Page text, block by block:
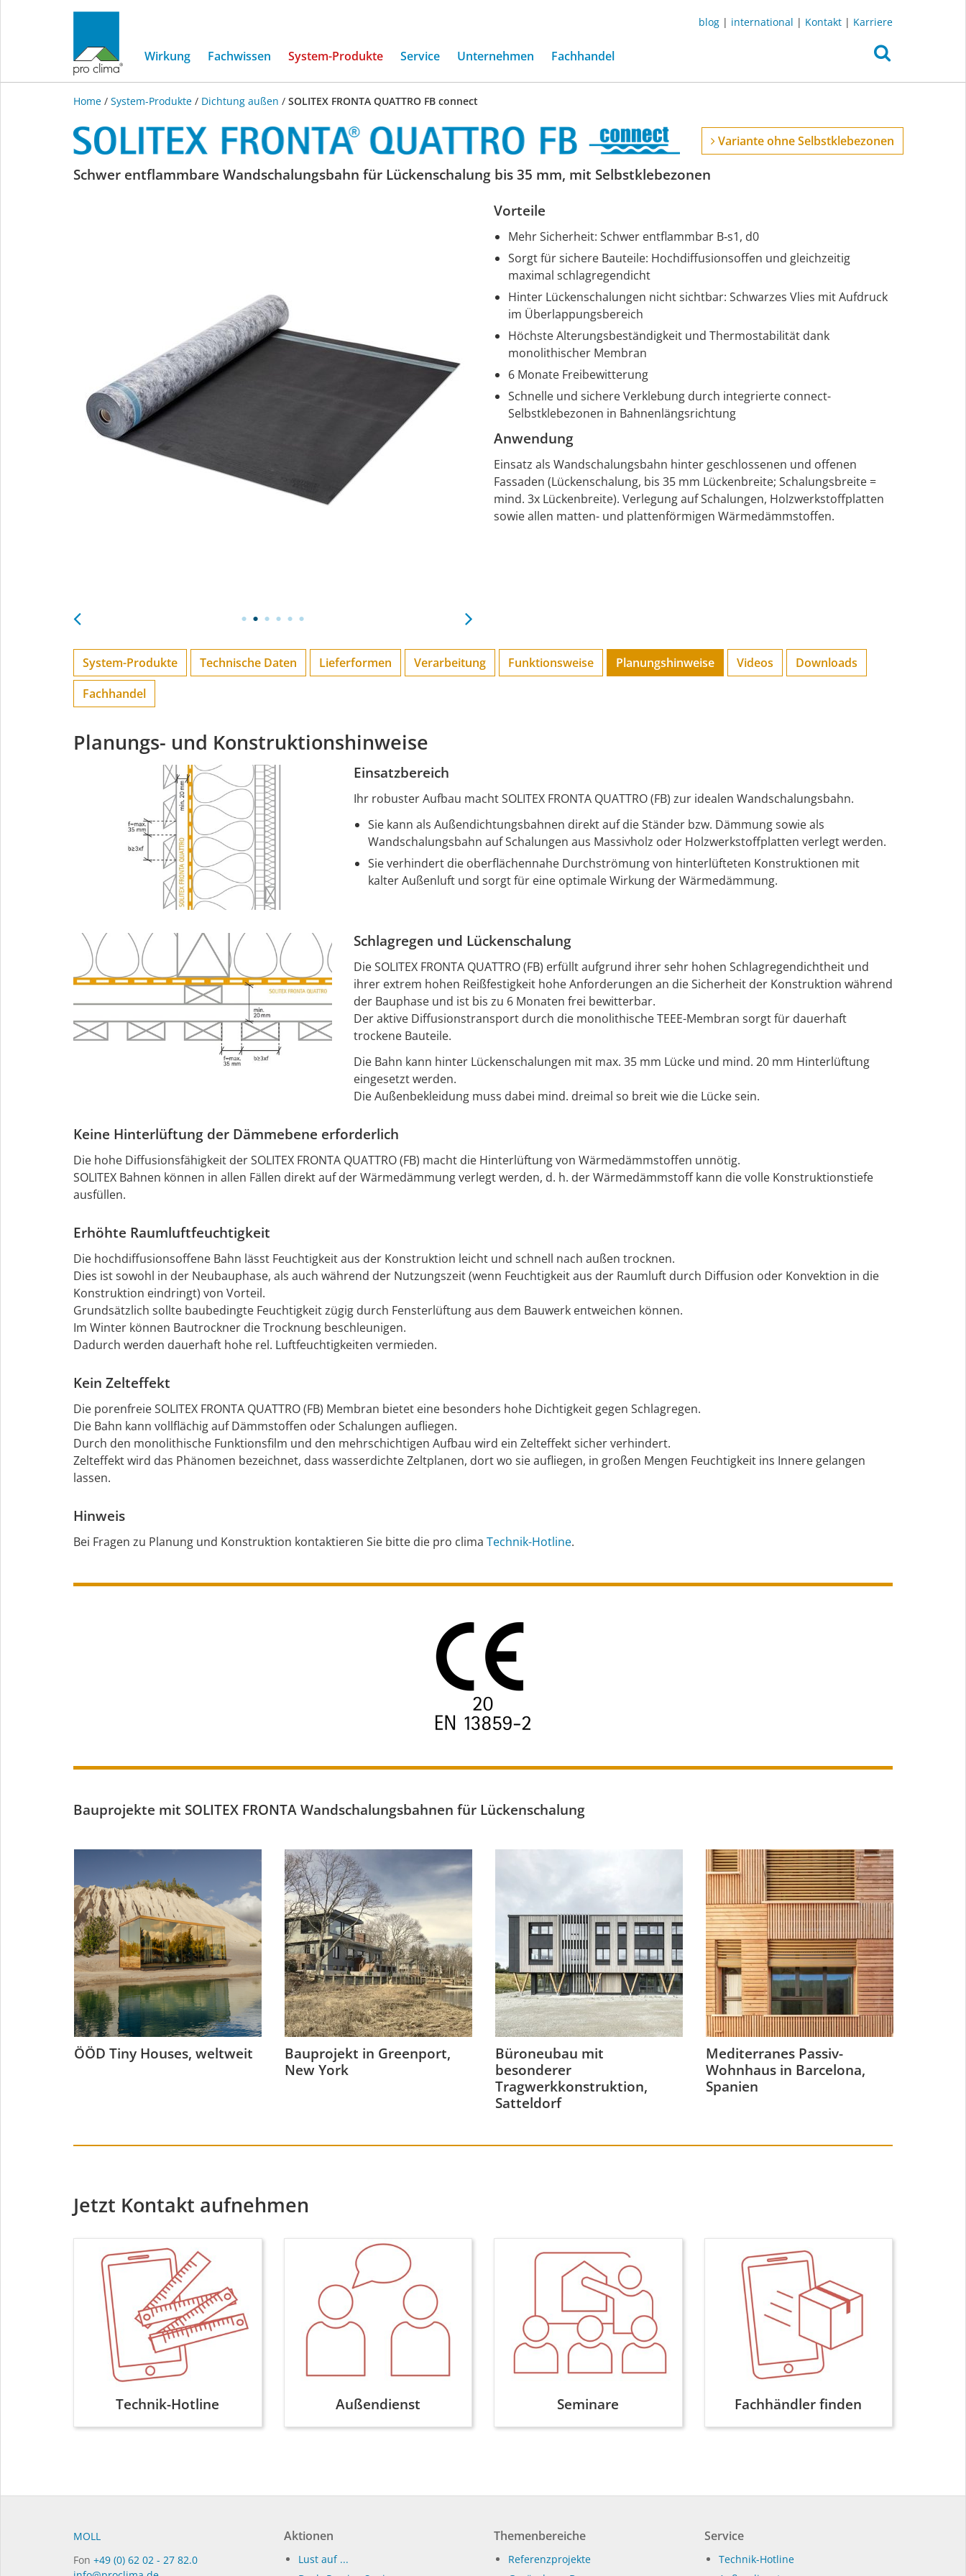
blog | international | Kontakt | Karriere
Wirkung Fachwissen System-Produkte(current)
Service Unternehmen Fachhandel
Home / System-Produkte / Dichtung außen / SOLITEX FRONTA QUATTRO FB connect
SOLITEX
Variante ohne Selbstklebezonen
Schwer entflammbare Wandschalungsbahn für Lückenschalung bis 35 mm, mit Selbstklebezonen
Vorteile
Mehr Sicherheit: Schwer entflammbar B‑s1, d0
Sorgt für sichere Bauteile: Hochdiffusionsoffen und gleichzeitig
maximal schlagregendicht
Hinter Lückenschalungen nicht sichtbar: Schwarzes Vlies mit Aufdruck
im Überlappungsbereich
Höchste Alterungsbeständigkeit und Thermostabilität dank
monolithischer Membran
6 Monate Freibewitterung
Schnelle und sichere Verklebung durch integrierte connect-
Selbstklebezonen in Bahnenlängsrichtung
Anwendung
Einsatz als Wandschalungsbahn hinter geschlossenen und offenen
Fassaden (Lückenschalung, bis 35 mm Lückenbreite; Schalungsbreite =
mind. 3x Lückenbreite). Verlegung auf Schalungen, Holzwerkstoffplatten
sowie allen matten- und plattenförmigen Wärmedämmstoffen.
System-Produkte Technische Daten Lieferformen Verarbeitung Funktions­weise Planungs­hinweise Videos
Downloads
Fachhandel
Planungs- und Konstruktionshinweise
Einsatzbereich
Ihr robuster Aufbau macht SOLITEX FRONTA QUATTRO (FB) zur idealen Wandschalungsbahn.
Sie kann als Außendichtungsbahnen direkt auf die Ständer bzw. Dämmung sowie als
Wandschalungsbahn auf Schalungen aus Massivholz oder Holzwerkstoffplatten verlegt werden.
Sie verhindert die oberflächennahe Durchströmung von hinterlüfteten Konstruktionen mit
kalter Außenluft und sorgt für eine optimale Wirkung der Wärmedämmung.
Schlagregen und Lückenschalung
Die SOLITEX FRONTA QUATTRO (FB) erfüllt aufgrund ihrer sehr hohen Schlagregendichtheit und
ihrer extrem hohen Reißfestigkeit hohe Anforderungen an die Sicherheit der Konstruktion während
der Bauphase und ist bis zu 6 Monaten frei bewitterbar.
Der aktive Diffusionstransport durch die monolithische TEEE-Membran sorgt für dauerhaft
trockene Bauteile.
Die Bahn kann hinter Lückenschalungen mit max. 35 mm Lücke und mind. 20 mm Hinterlüftung
eingesetzt werden.
Die Außenbekleidung muss dabei mind. dreimal so breit wie die Lücke sein.
Keine Hinterlüftung der Dämmebene erforderlich
Die hohe Diffusionsfähigkeit der SOLITEX FRONTA QUATTRO (FB) macht die Hinterlüftung von Wärmedämmstoffen unnötig.
SOLITEX Bahnen können in allen Fällen direkt auf der Wärmedämmung verlegt werden, d. h. der Wärmedämmstoff kann die volle Konstruktionstiefe
ausfüllen.
Erhöhte Raumluftfeuchtigkeit
Die hochdiffusionsoffene Bahn lässt Feuchtigkeit aus der Konstruktion leicht und schnell nach außen trocknen.
Dies ist sowohl in der Neubauphase, als auch während der Nutzungszeit (wenn Feuchtigkeit aus der Raumluft durch Diffusion oder Konvektion in die
Konstruktion eindringt) von Vorteil.
Grundsätzlich sollte baubedingte Feuchtigkeit zügig durch Fensterlüftung aus dem Bauwerk entweichen können.
Im Winter können Bautrockner die Trocknung beschleunigen.
Dadurch werden dauerhaft hohe rel. Luftfeuchtigkeiten vermieden.
Kein Zelteffekt
Die porenfreie SOLITEX FRONTA QUATTRO (FB) Membran bietet eine besonders hohe Dichtigkeit gegen Schlagregen.
Die Bahn kann vollflächig auf Dämmstoffen oder Schalungen aufliegen.
Durch den monolithische Funktionsfilm und den mehrschichtigen Aufbau wird ein Zelteffekt sicher verhindert.
Zelteffekt wird das Phänomen bezeichnet, dass wasserdichte Zeltplanen, dort wo sie aufliegen, in großen Mengen Feuchtigkeit ins Innere gelangen
lassen.
Hinweis
Bei Fragen zu Planung und Konstruktion kontaktieren Sie bitte die pro clima Technik-Hotline.
Bauprojekte mit SOLITEX FRONTA Wandschalungsbahnen für Lückenschalung
ÖÖD Tiny Houses, weltweit
Bauprojekt in Greenport,
New York
Büroneubau mit
besonderer
Tragwerkkonstruktion,
Satteldorf
Mediterranes Passiv-
Wohnhaus in Barcelona,
Spanien
Jetzt Kontakt aufnehmen
Technik-Hotline Außendienst Seminare Fachhändler finden
MOLL
Fon +49 (0) 62 02 - 27 82.0
Aktionen
Lust auf ...
Themenbereiche
Referenzprojekte
Service
Technik-Hotline